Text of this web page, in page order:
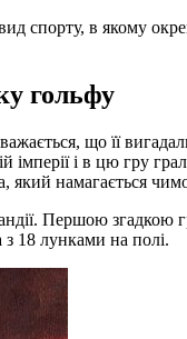
спорту, в якому
гольфу
що її
імперії і в цю гру
який намагається
Першою згадкою
18 лунками на полі.